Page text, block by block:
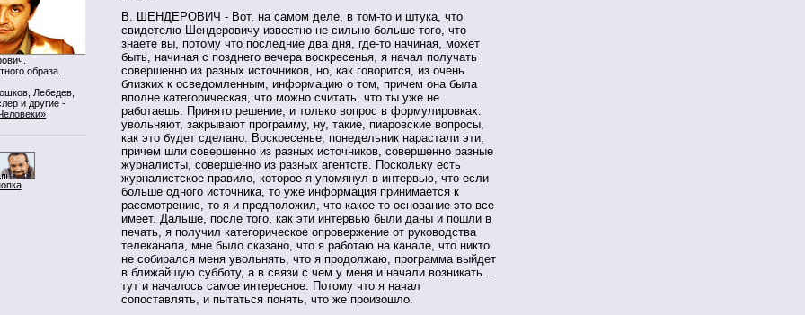
образа.
Лебедев,
и другие -
В. ШЕНДЕРОВИЧ - Вот, на самом деле, в том-то и штука, что
свидетелю Шендеровичу известно не сильно больше того, что
знаете вы, потому что последние два дня, где-то начиная, может
быть, начиная с позднего вечера воскресенья, я начал получать
совершенно из разных источников, но, как говорится, из очень
близких к осведомленным, информацию о том, причем она была
вполне категорическая, что можно считать, что ты уже не
работаешь. Принято решение, и только вопрос в формулировках:
увольняют, закрывают программу, ну, такие, пиаровские вопросы,
как это будет сделано. Воскресенье, понедельник нарастали эти,
причем шли совершенно из разных источников, совершенно разные
журналисты, совершенно из разных агентств. Поскольку есть
журналистское правило, которое я упомянул в интервью, что если
больше одного источника, то уже информация принимается к
рассмотрению, то я и предположил, что какое-то основание это все
имеет. Дальше, после того, как эти интервью были даны и пошли в
печать, я получил категорическое опровержение от руководства
телеканала, мне было сказано, что я работаю на канале, что никто
не собирался меня увольнять, что я продолжаю, программа выйдет
в ближайшую субботу, а в связи с чем у меня и начали возникать...
тут и началось самое интересное. Потому что я начал
сопоставлять, и пытаться понять, что же произошло.